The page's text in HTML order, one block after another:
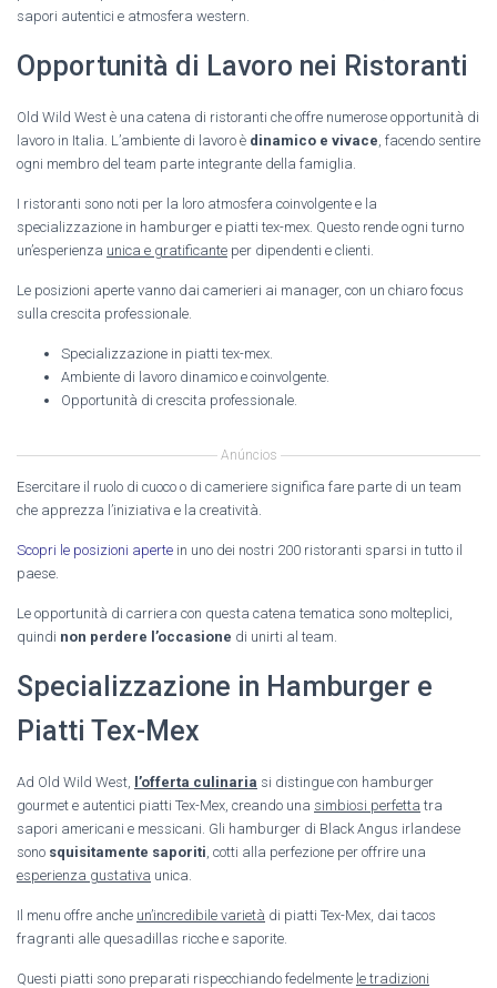
sapori autentici e atmosfera western.
Opportunità di Lavoro nei Ristoranti
Old Wild West è una catena di ristoranti che offre numerose opportunità di
lavoro in Italia. L’ambiente di lavoro è dinamico e vivace , facendo sentire
ogni membro del team parte integrante della famiglia.
I ristoranti sono noti per la loro atmosfera coinvolgente e la
specializzazione in hamburger e piatti tex-mex. Questo rende ogni turno
un’esperienza unica e gratificante per dipendenti e clienti.
Le posizioni aperte vanno dai camerieri ai manager, con un chiaro focus
sulla crescita professionale.
Specializzazione in piatti tex-mex.
Ambiente di lavoro dinamico e coinvolgente.
Opportunità di crescita professionale.
Anúncios
Esercitare il ruolo di cuoco o di cameriere significa fare parte di un team
che apprezza l’iniziativa e la creatività.
Scopri le posizioni aperte in uno dei nostri 200 ristoranti sparsi in tutto il
paese.
Le opportunità di carriera con questa catena tematica sono molteplici,
quindi non perdere l’occasione di unirti al team.
Specializzazione in Hamburger e
Piatti Tex-Mex
Ad Old Wild West, l’offerta culinaria si distingue con hamburger
gourmet e autentici piatti Tex-Mex, creando una simbiosi perfetta tra
sapori americani e messicani. Gli hamburger di Black Angus irlandese
sono squisitamente saporiti , cotti alla perfezione per offrire una
esperienza gustativa unica.
Il menu offre anche un’incredibile varietà di piatti Tex-Mex, dai tacos
fragranti alle quesadillas ricche e saporite.
Questi piatti sono preparati rispecchiando fedelmente le tradizioni